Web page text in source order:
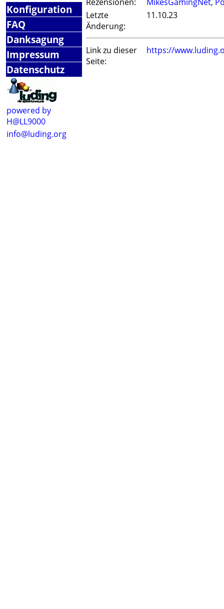
Konfiguration
FAQ
Danksagung
Impressum
Datenschutz
powered by
H@LL9000
info@luding.org
Rezensionen:
MikesGamingNet,
Letzte
Änderung:
11.10.23
Link zu dieser
Seite:
https://